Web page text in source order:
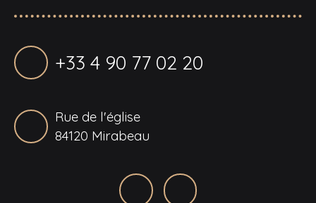
+33 4 90 77 02 20
Rue de l'église
84120 Mirabeau